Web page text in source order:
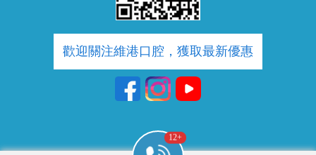
歡迎關注維港口腔，獲取最新優惠
10+